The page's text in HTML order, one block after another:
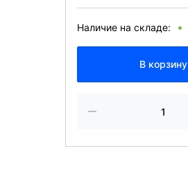
Наличие на складе:
В корзину